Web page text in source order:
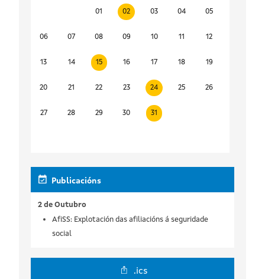
01 02 03 04 05
06 07 08 09 10 11 12
13 14 15 16 17 18 19
20 21 22 23 24 25 26
27 28 29 30 31
Publicacións
2 de Outubro
AfiSS: Explotación das afiliacións á seguridade
social
.ics